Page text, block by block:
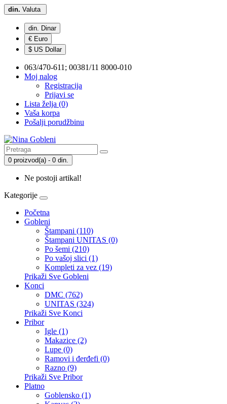
din. Valuta
din. Dinar
€ Euro
$ US Dollar
063/470-611; 00381/11 8000-010
Moj nalog
Registracija
Prijavi se
Lista želja (0)
Vaša korpa
Pošalji porudžbinu
0 proizvod(a) - 0 din.
Ne postoji artikal!
Kategorije
Početna
Gobleni
Štampani (110)
Štampani UNITAS (0)
Po šemi (210)
Po vašoj slici (1)
Kompleti za vez (19)
Prikaži Sve Gobleni
Konci
DMC (762)
UNITAS (324)
Prikaži Sve Konci
Pribor
Igle (1)
Makazice (2)
Lupe (0)
Ramovi i đerđefi (0)
Razno (9)
Prikaži Sve Pribor
Platno
Goblensko (1)